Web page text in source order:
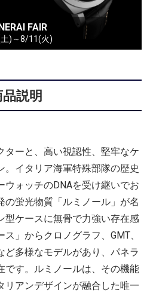
FAIR
)～8/11(火)
説明
ターと、高い視認性、堅牢なケ
。イタリア海軍特殊部隊の歴史
ウォッチのDNAを受け継いでお
の蛍光物質「ルミノール」が名
型ケースに無骨で力強い存在感
」からクロノグラフ、GMT、
ど多様なモデルがあり、パネラ
です。ルミノールは、その機能
リアンデザインが融合した唯一